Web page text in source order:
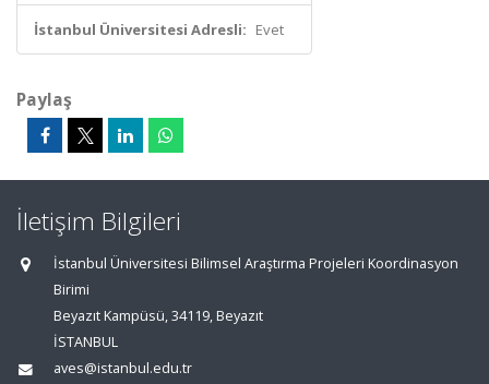
İstanbul Üniversitesi Adresli: Evet
Paylaş
İletişim Bilgileri
İstanbul Üniversitesi Bilimsel Araştırma Projeleri Koordinasyon
Birimi
Beyazıt Kampüsü, 34119, Beyazıt
İSTANBUL
aves@istanbul.edu.tr